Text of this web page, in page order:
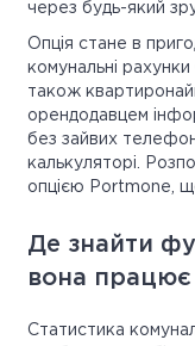
через будь-який
Опція стане в
комунальні рахунки
також
орендодавцем
без зайвих
калькуляторі.
опцією Portmone,
Де знайти
вона працює
Статистика